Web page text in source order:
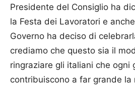
Presidente del Consiglio ha
la Festa dei Lavoratori e
Governo ha deciso di
crediamo che questo sia il
ringraziare gli italiani che ogni
contribuiscono a far grande la